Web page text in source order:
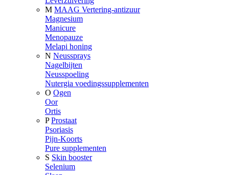
M MAAG Vertering-antizuur
Magnesium
Manicure
Menopauze
Melapi honing
N Neussprays
Nagelbijten
Neusspoeling
Nutergia voedingssupplementen
O Ogen
Oor
Ortis
P Prostaat
Psoriasis
Pijn-Koorts
Pure supplementen
S Skin booster
Selenium